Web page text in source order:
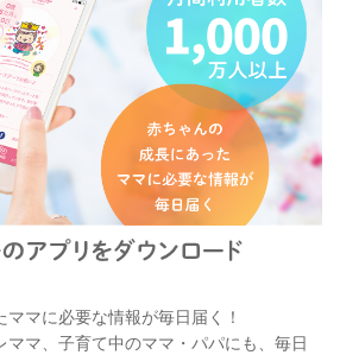
マに必要な情報が毎日届く！
ママ、子育て中のママ・パパにも、毎日